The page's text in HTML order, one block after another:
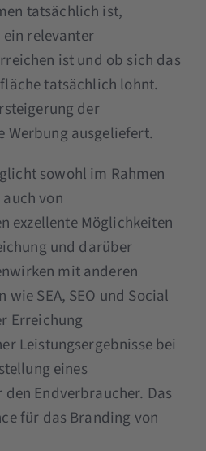
tatsächlich ist,
relevanter
ist und ob sich das
tatsächlich lohnt.
der
Werbung ausgeliefert.
sowohl im Rahmen
von
exzellente Möglichkeiten
und darüber
mit anderen
SEA, SEO und Social
Erreichung
Leistungsergebnisse bei
eines
Endverbraucher. Das
für das Branding von